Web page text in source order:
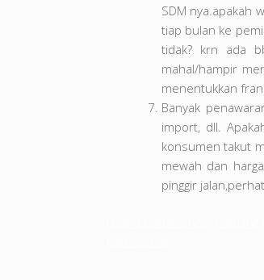
SDM nya.apakah
tiap bulan ke
tidak? krn ada
mahal/hampir
menentukkan
Banyak
import, dll.
konsumen takut
mewah dan
pinggir